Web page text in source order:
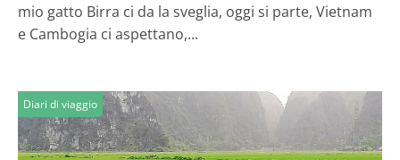
mio gatto Birra ci da la sveglia, oggi si parte, Vietnam
e Cambogia ci aspettano,...
Diari di viaggio